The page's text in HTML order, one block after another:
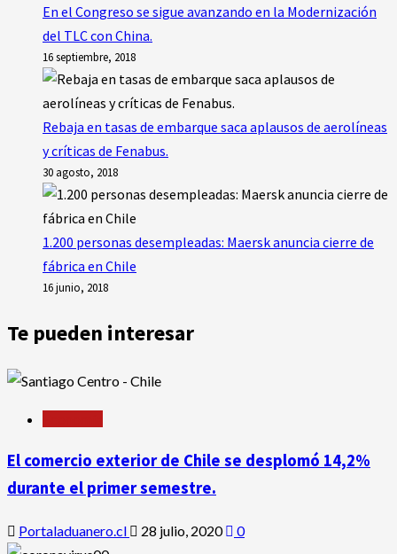
En el Congreso se sigue avanzando en la Modernización
del TLC con China.
16 septiembre, 2018
Rebaja en tasas de embarque saca aplausos de aerolíneas
y críticas de Fenabus.
30 agosto, 2018
1.200 personas desempleadas: Maersk anuncia cierre de
fábrica en Chile
16 junio, 2018
Te pueden interesar
El comercio exterior de Chile se desplomó 14,2%
durante el primer semestre.
Portaladuanero.cl 28 julio, 2020 0